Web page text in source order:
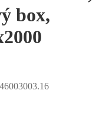
box,
46003003.16